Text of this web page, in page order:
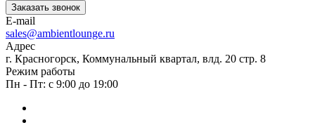
Заказать звонок
E-mail
sales@ambientlounge.ru
Адрес
г. Красногорск, Коммунальный квартал, влд. 20 стр. 8
Режим работы
Пн - Пт: с 9:00 до 19:00